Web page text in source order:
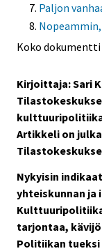
Paljon
Koko dokumentti
Kirjoittaja: Sari
Artikkeli on
Nykyisin
yhteiskunnan ja
tarjontaa,
Politiikan